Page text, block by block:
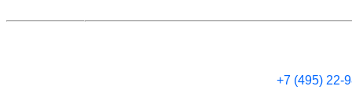
+7 (495) 22-